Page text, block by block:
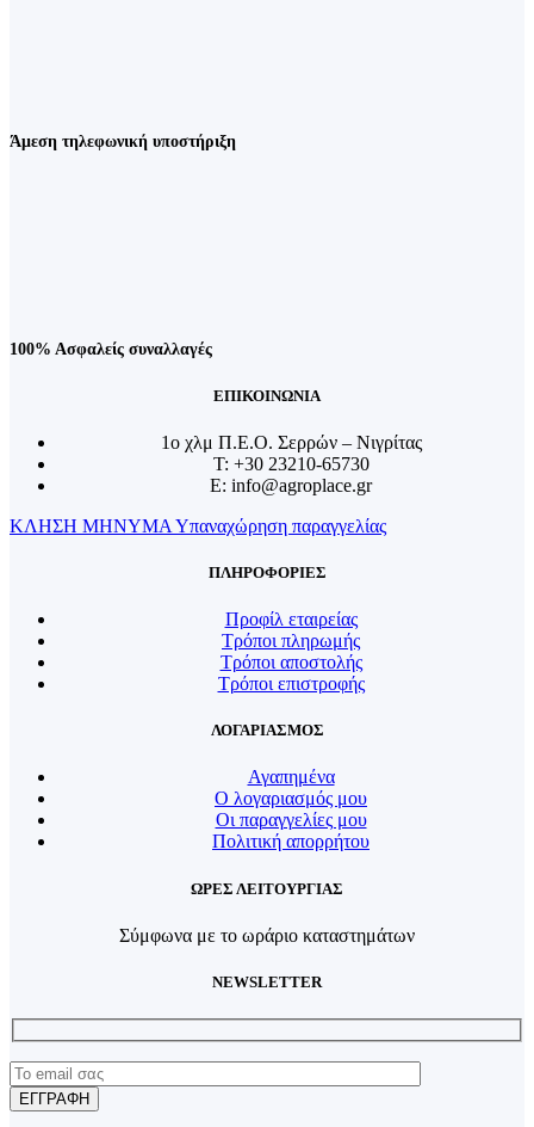
Άμεση τηλεφωνική υποστήριξη
100% Ασφαλείς συναλλαγές
ΕΠΙΚΟΙΝΩΝΙΑ
1o χλμ Π.Ε.Ο. Σερρών – Νιγρίτας
T: +30 23210-65730
E: info@agroplace.gr
ΚΛΗΣΗ ΜΗΝΥΜΑ Υπαναχώρηση παραγγελίας
ΠΛΗΡΟΦΟΡΙΕΣ
Προφίλ εταιρείας
Τρόποι πληρωμής
Τρόποι αποστολής
Τρόποι επιστροφής
ΛΟΓΑΡΙΑΣΜΟΣ
Αγαπημένα
Ο λογαριασμός μου
Οι παραγγελίες μου
Πολιτική απορρήτου
ΩΡΕΣ ΛΕΙΤΟΥΡΓΙΑΣ
Σύμφωνα με το ωράριο καταστημάτων
NEWSLETTER